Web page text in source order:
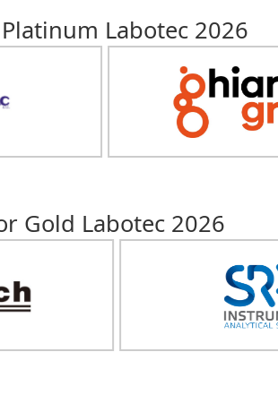
Labotec 2026
Gold Labotec 2026